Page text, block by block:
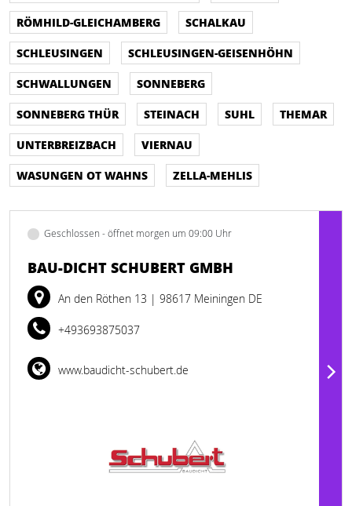
RÖMHILD-GLEICHAMBERG
SCHALKAU
SCHLEUSINGEN
SCHLEUSINGEN-GEISENHÖHN
SCHWALLUNGEN
SONNEBERG
SONNEBERG THÜR
STEINACH SUHL
THEMAR
UNTERBREIZBACH
VIERNAU
WASUNGEN OT WAHNS
ZELLA-MEHLIS
Geschlossen - öffnet morgen um 09:00 Uhr
BAU-DICHT SCHUBERT GMBH
An den Röthen 13 | 98617 Meiningen DE
+493693875037
www.baudicht-schubert.de